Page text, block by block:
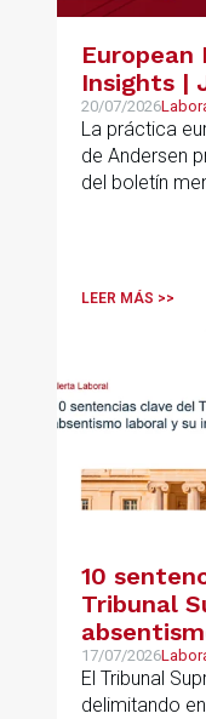
European
Insights |
20/07/2026
La práctica
de Andersen
del boletín
LEER MÁS >>
10
Tribunal
incidencia
17/07/2026
El Tribunal
delimitando